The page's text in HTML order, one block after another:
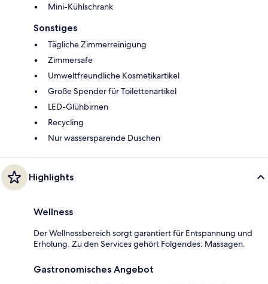
Mini-Kühlschrank
Sonstiges
Tägliche Zimmerreinigung
Zimmersafe
Umweltfreundliche Kosmetikartikel
Große Spender für Toilettenartikel
LED-Glühbirnen
Recycling
Nur wassersparende Duschen
Highlights
Wellness
Der Wellnessbereich sorgt garantiert für Entspannung und
Erholung. Zu den Services gehört Folgendes: Massagen.
Gastronomisches Angebot